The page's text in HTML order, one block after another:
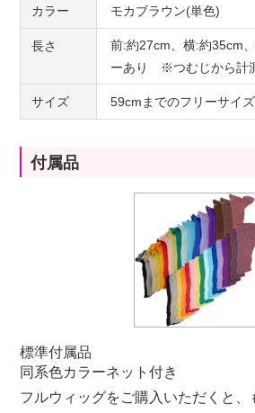
カラー モカブラウン(単色)
長さ
前:約27cm、横:約35cm
ーあり ※つむじから計
サイズ 59cmまでのフリーサイズ
付属品
標準付属品
同系色カラーネット付き
フルウィッグをご購入いただくと、